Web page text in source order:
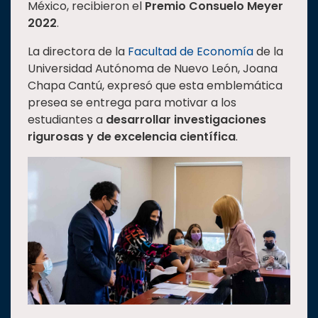
Estudiantes
Investigación
Internacionalización
Responsabilidad
social
Vinculación
Universiada
México, recibieron el Premio Consuelo Meyer
2022.
La directora de la Facultad de Economíade la
Universidad Autónoma de Nuevo León, Joana
Chapa Cantú, expresó que esta emblemática
presea se entrega para motivar a los
estudiantes a desarrollar investigaciones
rigurosas y de excelencia científica.